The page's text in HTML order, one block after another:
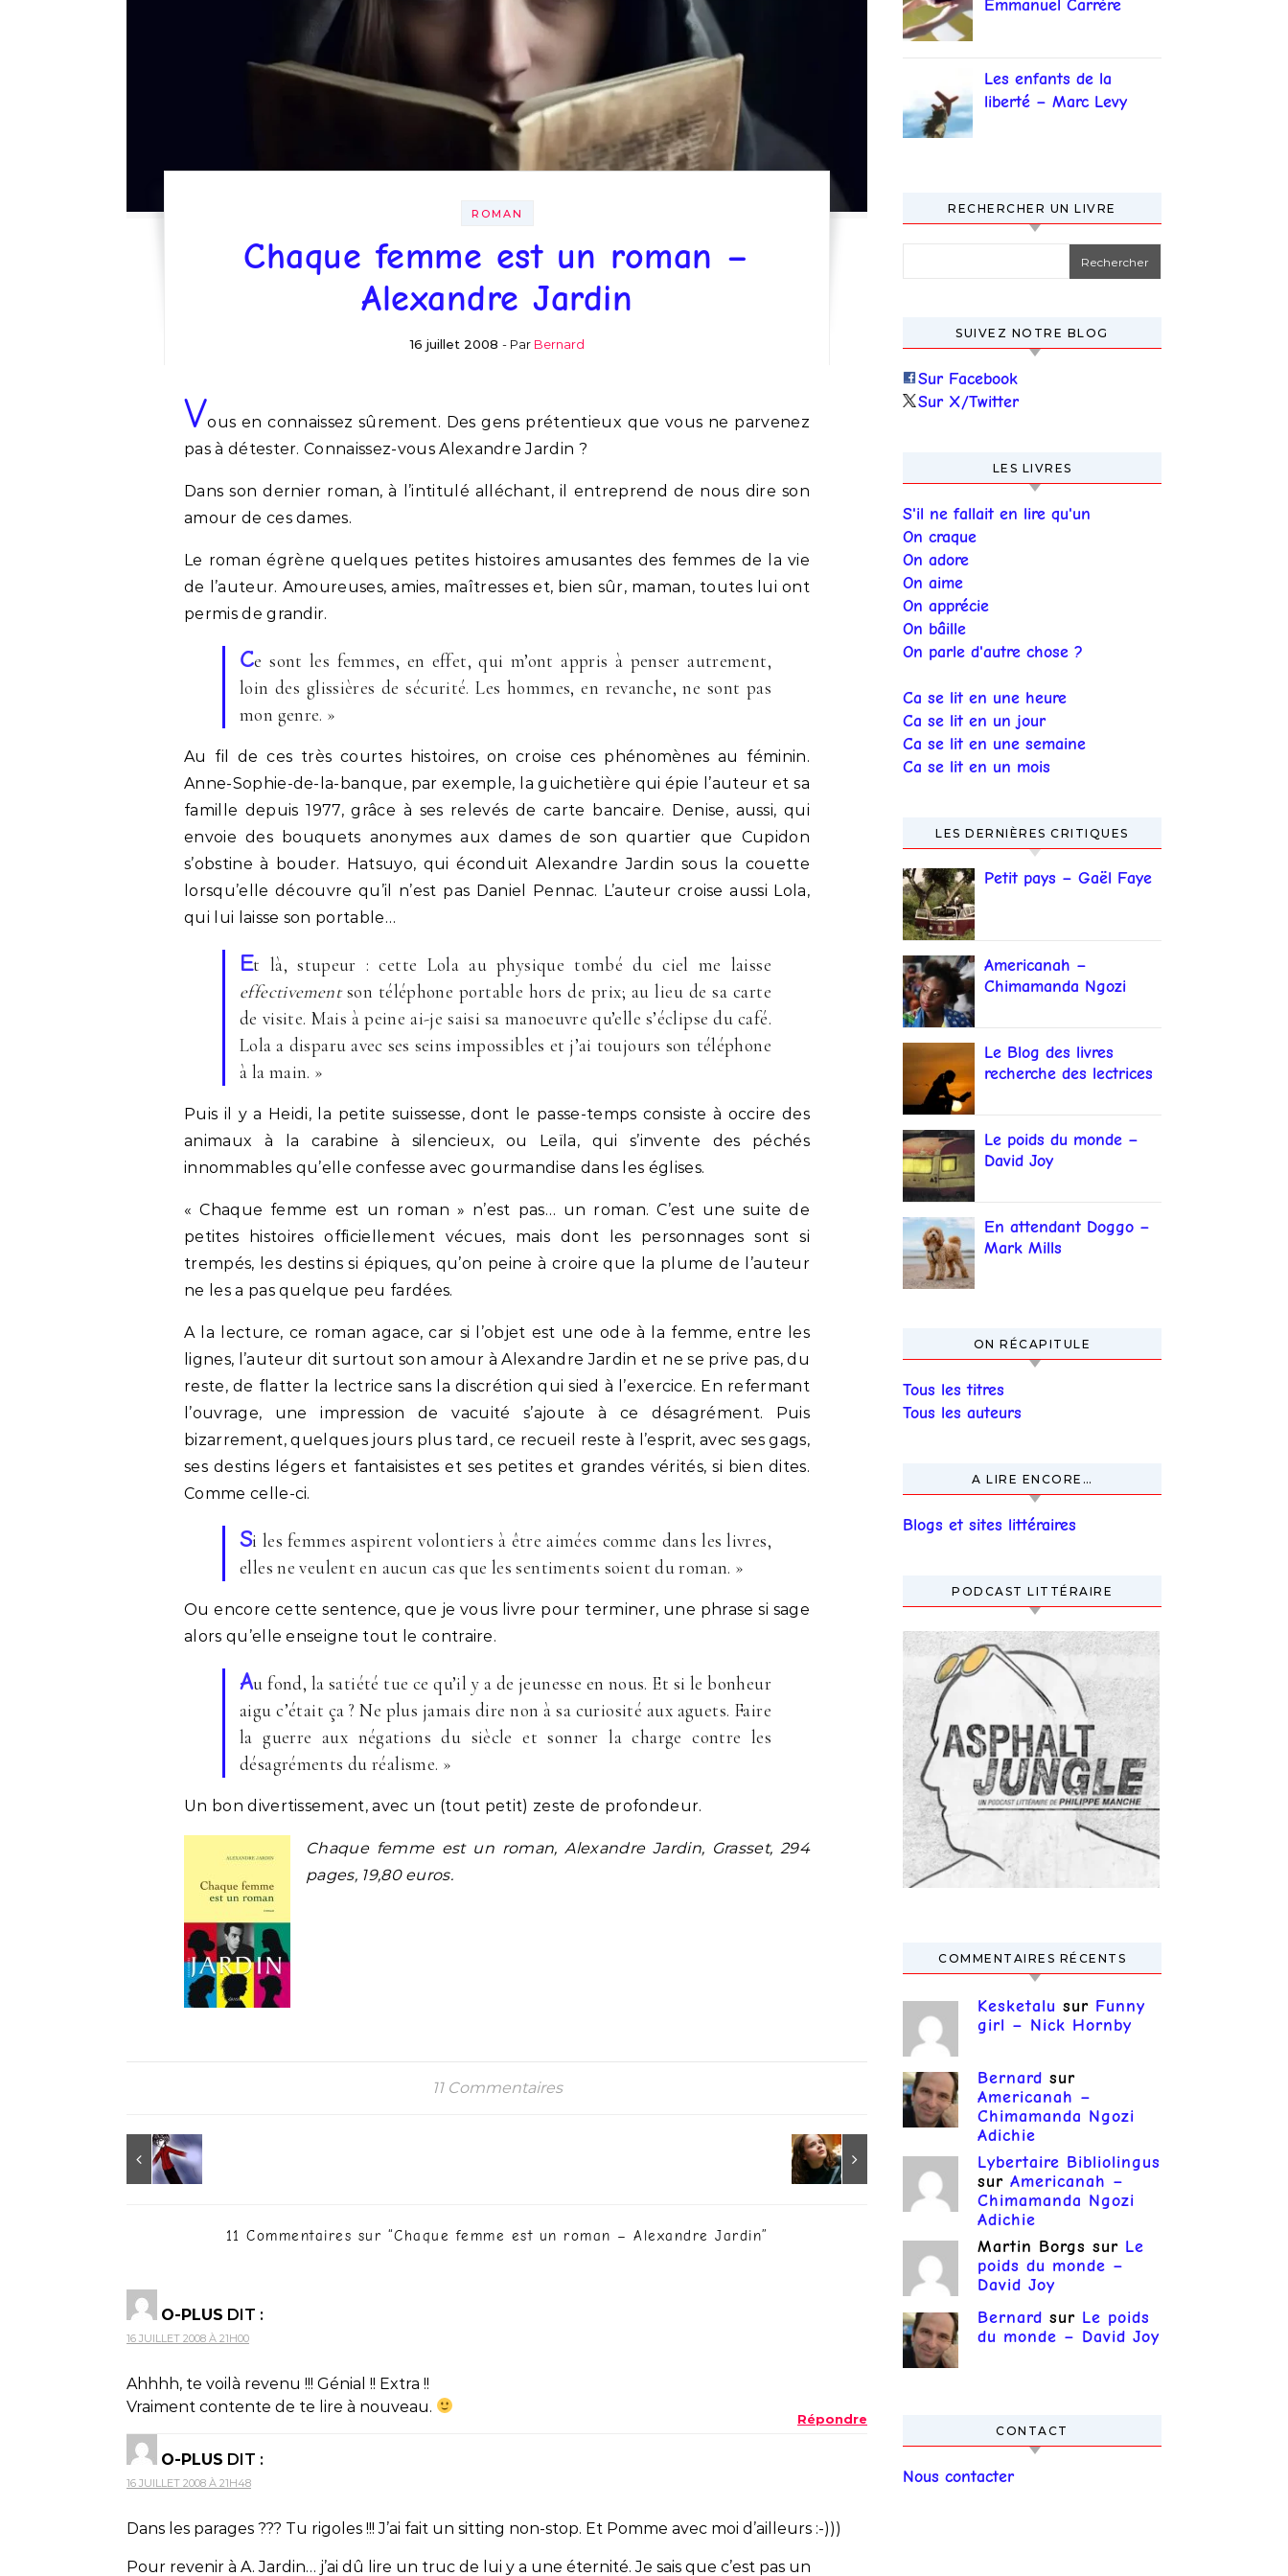
ROMAN
Chaque femme est un roman –
Alexandre Jardin
16 juillet 2008 - Par Bernard
Vous en connaissez sûrement. Des gens prétentieux que vous ne parvenez
pas à détester. Connaissez-vous Alexandre Jardin ?
Dans son dernier roman, à l’intitulé alléchant, il entreprend de nous dire son
amour de ces dames.
Le roman égrène quelques petites histoires amusantes des femmes de la vie
de l’auteur. Amoureuses, amies, maîtresses et, bien sûr, maman, toutes lui ont
permis de grandir.
Ce sont les femmes, en effet, qui m’ont appris à penser autrement,
loin des glissières de sécurité. Les hommes, en revanche, ne sont pas
mon genre. »
Au fil de ces très courtes histoires, on croise ces phénomènes au féminin.
Anne-Sophie-de-la-banque, par exemple, la guichetière qui épie l’auteur et sa
famille depuis 1977, grâce à ses relevés de carte bancaire. Denise, aussi, qui
envoie des bouquets anonymes aux dames de son quartier que Cupidon
s’obstine à bouder. Hatsuyo, qui éconduit Alexandre Jardin sous la couette
lorsqu’elle découvre qu’il n’est pas Daniel Pennac. L’auteur croise aussi Lola,
qui lui laisse son portable…
Et là, stupeur : cette Lola au physique tombé du ciel me laisse
effectivementson téléphone portable hors de prix; au lieu de sa carte
de visite. Mais à peine ai-je saisi sa manoeuvre qu’elle s’éclipse du café.
Lola a disparu avec ses seins impossibles et j’ai toujours son téléphone
à la main. »
Puis il y a Heidi, la petite suissesse, dont le passe-temps consiste à occire des
animaux à la carabine à silencieux, ou Leïla, qui s’invente des péchés
innommables qu’elle confesse avec gourmandise dans les églises.
« Chaque femme est un roman » n’est pas… un roman. C’est une suite de
petites histoires officiellement vécues, mais dont les personnages sont si
trempés, les destins si épiques, qu’on peine à croire que la plume de l’auteur
ne les a pas quelque peu fardées.
A la lecture, ce roman agace, car si l’objet est une ode à la femme, entre les
lignes, l’auteur dit surtout son amour à Alexandre Jardin et ne se prive pas, du
reste, de flatter la lectrice sans la discrétion qui sied à l’exercice. En refermant
l’ouvrage, une impression de vacuité s’ajoute à ce désagrément. Puis
bizarrement, quelques jours plus tard, ce recueil reste à l’esprit, avec ses gags,
ses destins légers et fantaisistes et ses petites et grandes vérités, si bien dites.
Comme celle-ci.
Si les femmes aspirent volontiers à être aimées comme dans les livres,
elles ne veulent en aucun cas que les sentiments soient du roman. »
Ou encore cette sentence, que je vous livre pour terminer, une phrase si sage
alors qu’elle enseigne tout le contraire.
Au fond, la satiété tue ce qu’il y a de jeunesse en nous. Et si le bonheur
aigu c’était ça ? Ne plus jamais dire non à sa curiosité aux aguets. Faire
la guerre aux négations du siècle et sonner la charge contre les
désagréments du réalisme. »
Un bon divertissement, avec un (tout petit) zeste de profondeur.
Chaque femme est un roman, Alexandre Jardin, Grasset, 294
pages, 19,80 euros.
11 Commentaires
11 Commentaires sur “Chaque femme est un roman – Alexandre Jardin”
O-PLUS DIT :
16 JUILLET 2008 À 21H00
Ahhhh, te voilà revenu !!! Génial !! Extra !!
Vraiment contente de te lire à nouveau.
Répondre
O-PLUS DIT :
16 JUILLET 2008 À 21H48
Dans les parages ??? Tu rigoles !!! J’ai fait un sitting non-stop. Et Pomme avec moi d’ailleurs :-)))
Pour revenir à A. Jardin… j’ai dû lire un truc de lui y a une éternité. Je sais que c’est pas un
Emmanuel Carrère
Les enfants de la
liberté – Marc Levy
RECHERCHER UN LIVRE
SUIVEZ NOTRE BLOG
Sur Facebook
Sur X/Twitter
LES LIVRES
S'il ne fallait en lire qu'un
On craque
On adore
On aime
On apprécie
On bâille
On parle d'autre chose ?
Ca se lit en une heure
Ca se lit en un jour
Ca se lit en une semaine
Ca se lit en un mois
LES DERNIÈRES CRITIQUES
Petit pays – Gaël Faye
Americanah –
Chimamanda Ngozi
Le Blog des livres
recherche des lectrices
Le poids du monde –
David Joy
En attendant Doggo –
Mark Mills
ON RÉCAPITULE
Tous les titres
Tous les auteurs
A LIRE ENCORE…
Blogs et sites littéraires
PODCAST LITTÉRAIRE
COMMENTAIRES RÉCENTS
Kesketalu sur Funny
girl – Nick Hornby
Bernard sur
Americanah –
Chimamanda Ngozi
Adichie
Lybertaire Bibliolingus
sur Americanah –
Chimamanda Ngozi
Adichie
Martin Borgs sur Le
poids du monde –
David Joy
Bernard sur Le poids
du monde – David Joy
CONTACT
Nous contacter